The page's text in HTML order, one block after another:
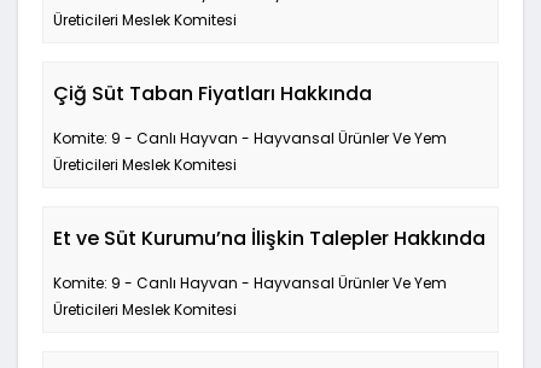
Üreticileri Meslek Komitesi
Çiğ Süt Taban Fiyatları Hakkında
Komite: 9 - Canlı Hayvan - Hayvansal Ürünler Ve Yem
Üreticileri Meslek Komitesi
Et ve Süt Kurumu’na İlişkin Talepler Hakkında
Komite: 9 - Canlı Hayvan - Hayvansal Ürünler Ve Yem
Üreticileri Meslek Komitesi